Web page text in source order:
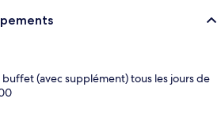
(avec supplément) tous les jours de